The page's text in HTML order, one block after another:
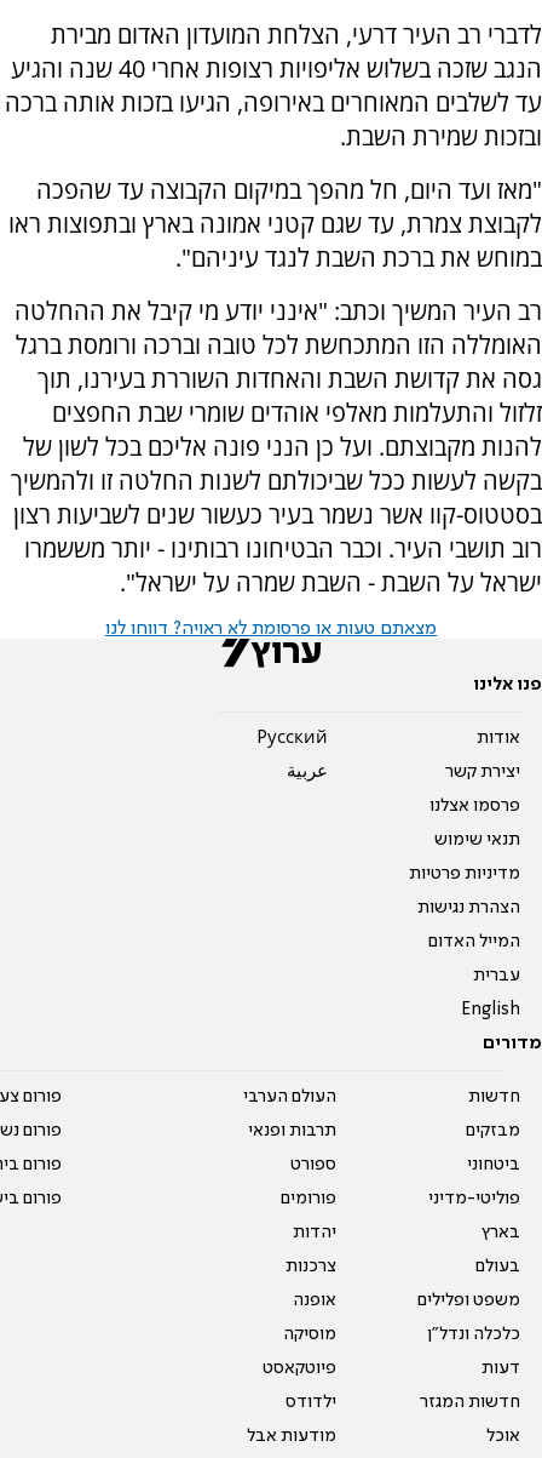
לדברי רב העיר דרעי, הצלחת המועדון האדום מבירת
הנגב שזכה בשלוש אליפויות רצופות אחרי 40 שנה והגיע
עד לשלבים המאוחרים באירופה, הגיעו בזכות אותה ברכה
ובזכות שמירת השבת.
"מאז ועד היום, חל מהפך במיקום הקבוצה עד שהפכה
לקבוצת צמרת, עד שגם קטני אמונה בארץ ובתפוצות ראו
במוחש את ברכת השבת לנגד עיניהם".
רב העיר המשיך וכתב: "אינני יודע מי קיבל את ההחלטה
האומללה הזו המתכחשת לכל טובה וברכה ורומסת ברגל
גסה את קדושת השבת והאחדות השוררת בעירנו, תוך
זלזול והתעלמות מאלפי אוהדים שומרי שבת החפצים
להנות מקבוצתם. ועל כן הנני פונה אליכם בכל לשון של
בקשה לעשות ככל שביכולתם לשנות החלטה זו ולהמשיך
בסטטוס-קוו אשר נשמר בעיר כעשור שנים לשביעות רצון
רוב תושבי העיר. וכבר הבטיחונו רבותינו - יותר מששמרו
ישראל על השבת - השבת שמרה על ישראל".
מצאתם טעות או פרסומת לא ראויה? דווחו לנו
פנו אלינו
אודות
יצירת קשר
פרסמו אצלנו
תנאי שימוש
מדיניות פרטיות
הצהרת נגישות
המייל האדום
עברית
English
Pусский
عربية
מדורים
חדשות
מבזקים
ביטחוני
פוליטי-מדיני
בארץ
בעולם
משפט ופלילים
כלכלה ונדל"ן
דעות
חדשות המגזר
אוכל
העולם הערבי
תרבות ופנאי
ספורט
פורומים
יהדות
צרכנות
אופנה
מוסיקה
פיוטקאסט
ילדודס
מודעות אבל
פורום
פורום
פורום
פורום